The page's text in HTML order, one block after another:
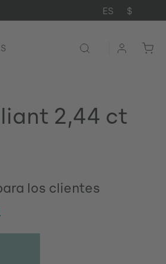
ES $
2,44 ct
los clientes